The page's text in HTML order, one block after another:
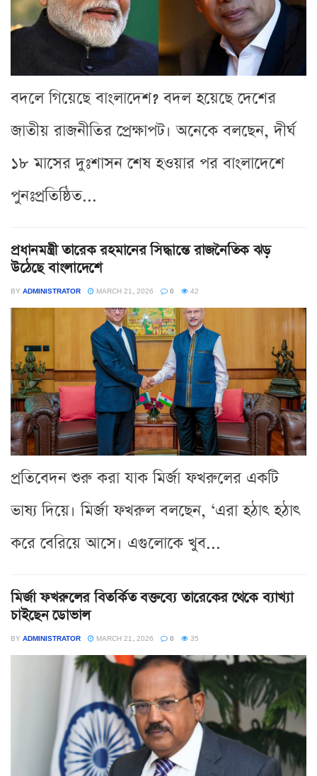
বদলে গিয়েছে বাংলাদেশ? বদল হয়েছে দেশের
জাতীয় রাজনীতির প্রেক্ষাপট। অনেকে বলছেন, দীর্ঘ
১৮ মাসের দুঃশাসন শেষ হওয়ার পর বাংলাদেশে
পুনঃপ্রতিষ্ঠিত...
প্রধানমন্ত্রী তারেক রহমানের সিদ্ধান্তে রাজনৈতিক ঝড়
উঠেছে বাংলাদেশে
BY ADMINISTRATOR MARCH 21, 2026 0 42
প্রতিবেদন শুরু করা যাক মির্জা ফখরুলের একটি
ভাষ্য দিয়ে। মির্জা ফখরুল বলছেন, ‘এরা হঠাৎ হঠাৎ
করে বেরিয়ে আসে। এগুলোকে খুব...
মির্জা ফখরুলের বিতর্কিত বক্তব্যে তারেকের থেকে ব্যাখ্যা
চাইছেন ডোভাল
BY ADMINISTRATOR MARCH 21, 2026 0 35